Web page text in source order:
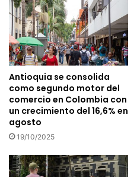
Antioquia se consolida
como segundo motor del
comercio en Colombia con
un crecimiento del 16,6% en
agosto
19/10/2025